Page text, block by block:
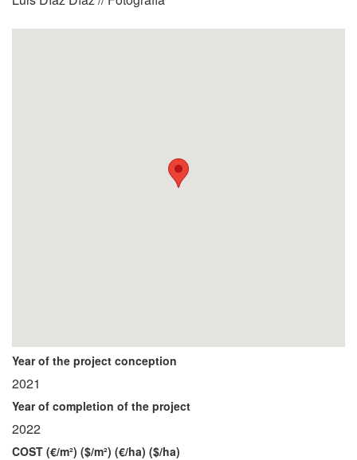
Year of the project conception
2021
Year of completion of the project
2022
COST (€/m²) ($/m²) (€/ha) ($/ha)